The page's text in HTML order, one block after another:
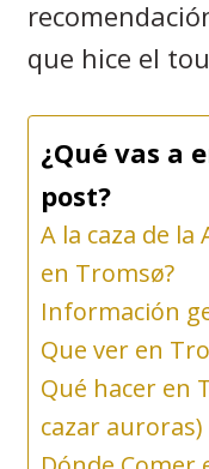
que hice el
¿Qué vas a
post?
A la caza de
en Tromsø?
Información
Que ver en
Qué hacer en
cazar auroras)